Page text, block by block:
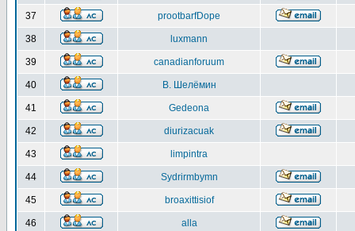
37 prootbarfDope
38 luxmann
39 canadianforuum
40 В. Шелёмин
41 Gedeona
42 diurizacuak
43 limpintra
44 Sydrirmbymn
45 broaxittisiof
46 alla